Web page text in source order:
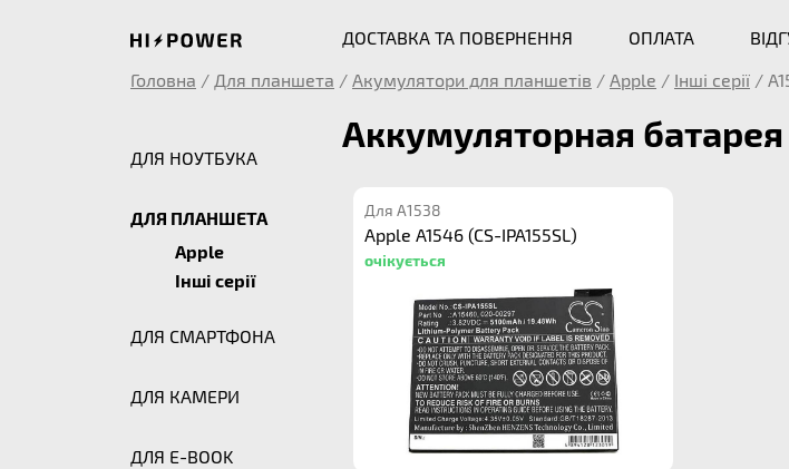
ДОСТАВКА ТА ПОВЕРНЕННЯ ОПЛАТА
Головна / Для планшета / Акумулятори для планшетів / Apple / Інші серії /
ДЛЯ НОУТБУКА
ДЛЯ ПЛАНШЕТА
Apple
Інші серії
ДЛЯ СМАРТФОНА
ДЛЯ КАМЕРИ
ДЛЯ E-BOOK
Аккумуляторная
Для A1538
Apple A1546 (CS-IPA155SL)
очікується